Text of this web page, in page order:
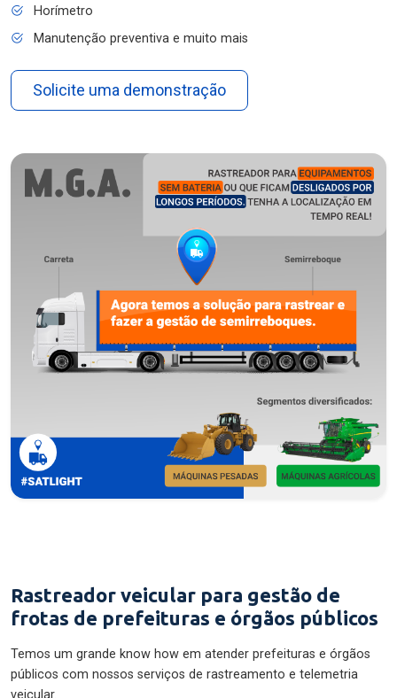
Horímetro
Manutenção preventiva e muito mais
Solicite uma demonstração
Rastreador veicular para gestão de
frotas de prefeituras e órgãos públicos
Temos um grande know how em atender prefeituras e órgãos
públicos com nossos serviços de rastreamento e telemetria
veicular.